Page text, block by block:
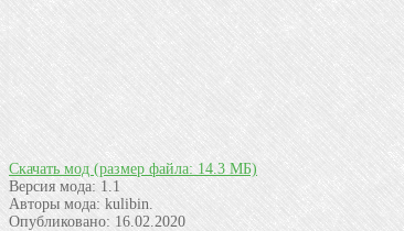
Скачать мод (размер файла: 14.3 МБ)
Версия мода: 1.1
Авторы мода: kulibin.
Опубликовано: 16.02.2020